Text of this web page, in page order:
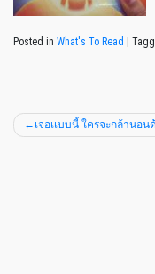
Posted in What's To Read
เจอเเบบนี้ ใครจะกล้านอน